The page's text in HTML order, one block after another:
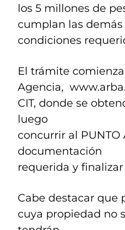
los 5 millones de
cumplan las demás
condiciones
El trámite
Agencia,
CIT, donde se
luego
concurrir al
documentación
requerida y
Cabe destacar que
cuya propiedad no